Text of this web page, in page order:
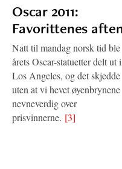
Oscar 2011:
Favorittenes
Natt til mandag norsk tid ble
årets Oscar-statuetter delt ut i
Los Angeles, og det skjedde
uten at vi hevet øyenbrynene
nevneverdig over
prisvinnerne. [3]